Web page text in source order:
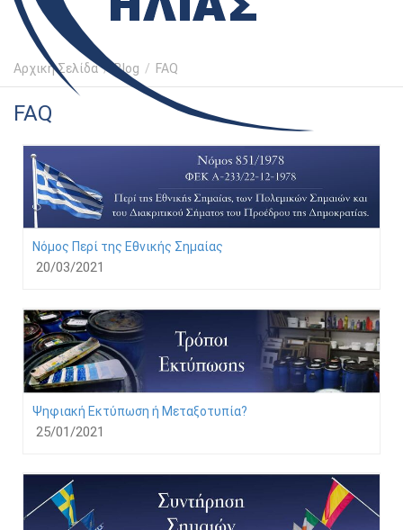
Αρχική Σελίδα / Blog / FAQ
FAQ
Νόμος Περί της Εθνικής Σημαίας
20/03/2021
Ψηφιακή Εκτύπωση ή Μεταξοτυπία?
25/01/2021